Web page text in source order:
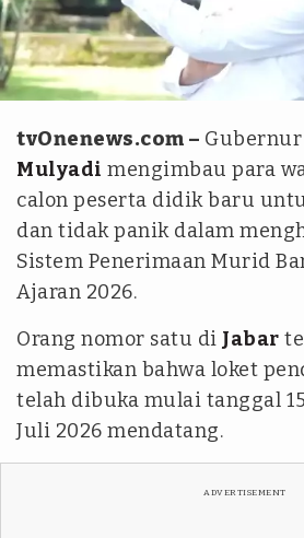
YouTube/KANG DEDI MULYADI
tvOnenews.com – Gubernur
Mulyadi mengimbau para
calon peserta didik baru
dan tidak panik dalam
Sistem Penerimaan Murid
Ajaran 2026.
Orang nomor satu di Jabar
memastikan bahwa loket
telah dibuka mulai tanggal
Juli 2026 mendatang.
ADVERTISEMENT